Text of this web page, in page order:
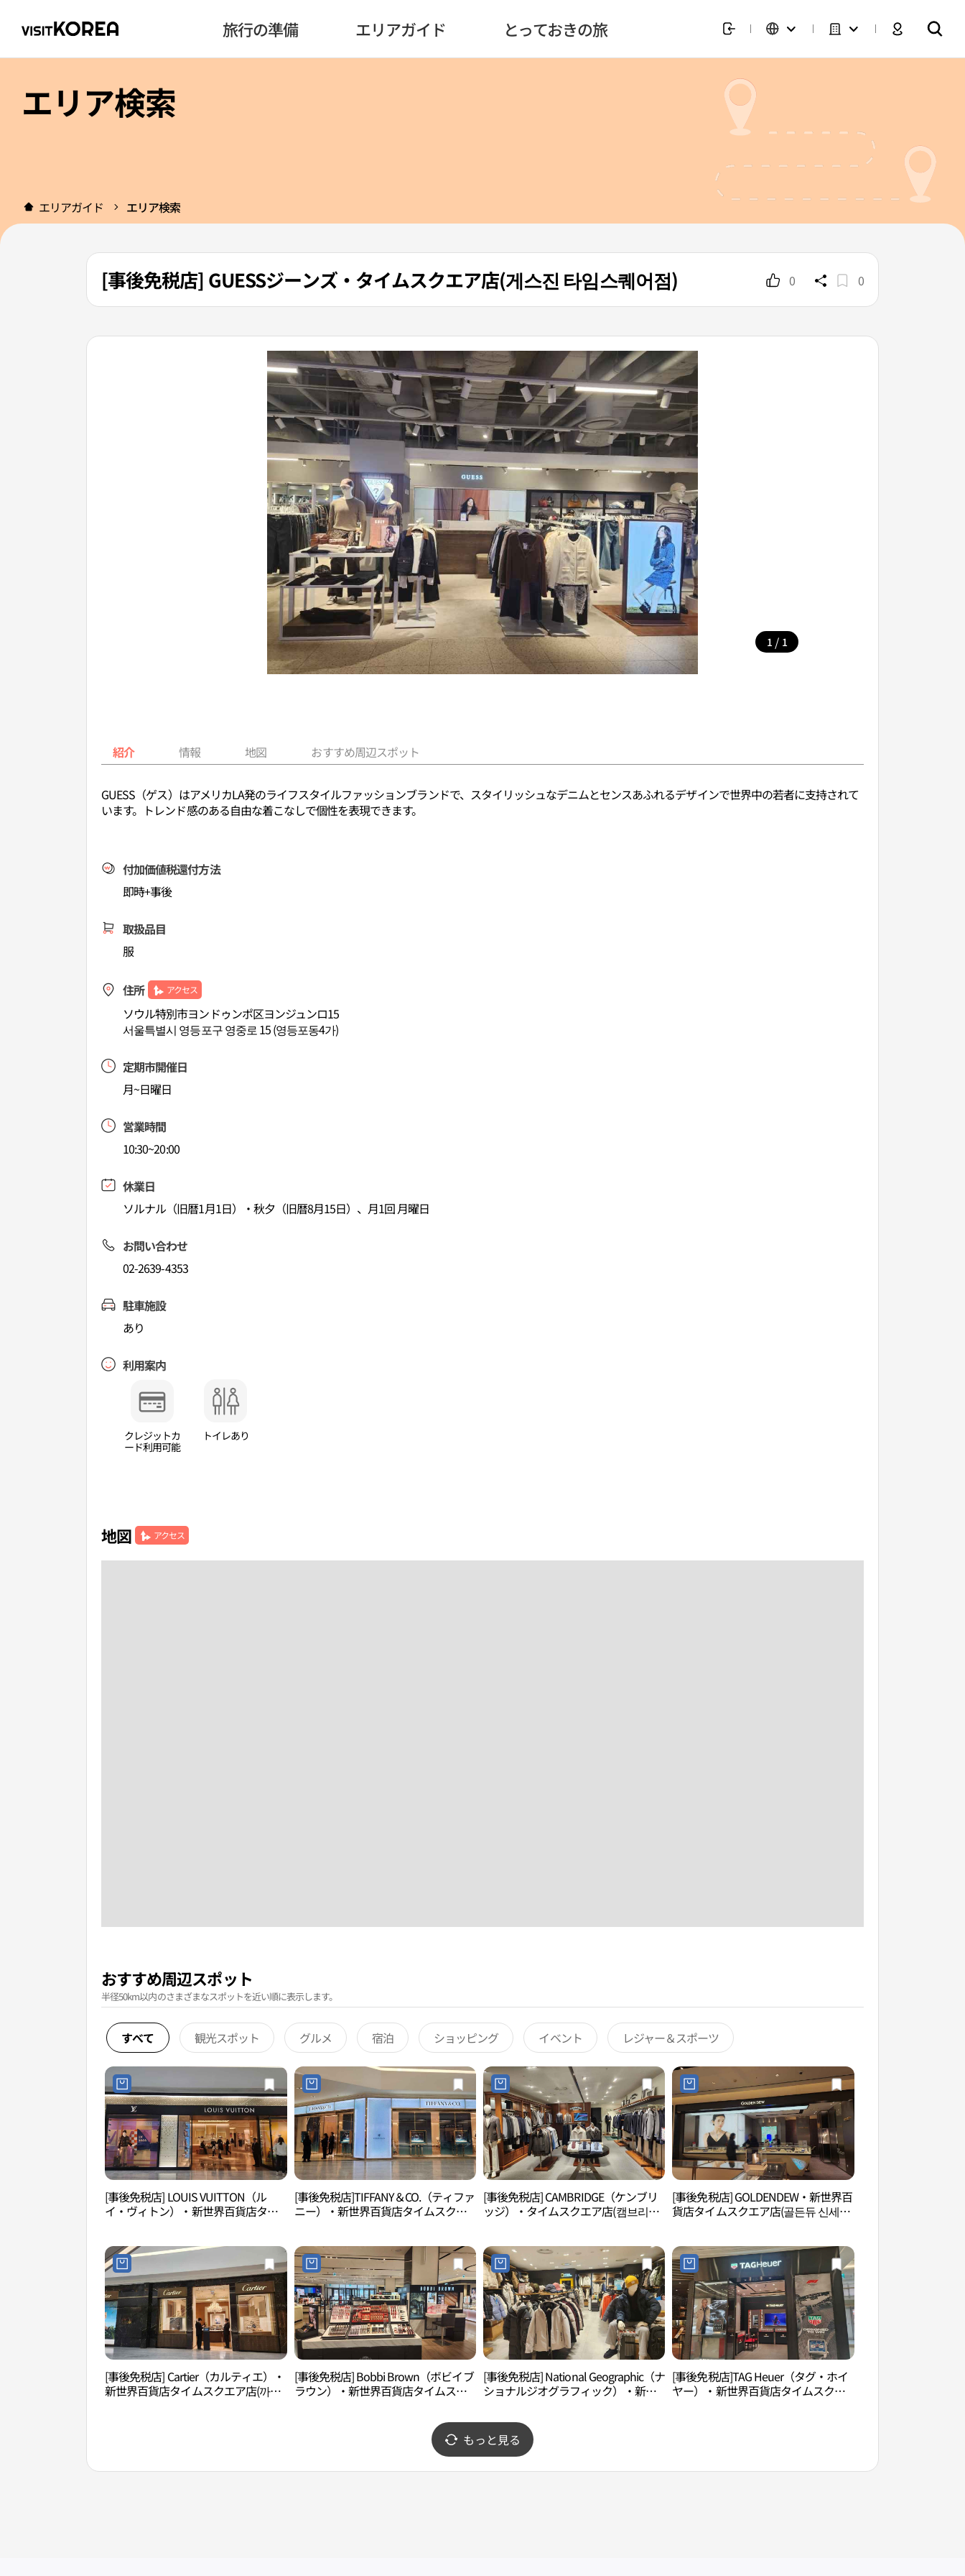
旅行の準備 エリアガイド とっておきの旅
エリア検索
エリアガイド エリア検索
[事後免税店] GUESSジーンズ・タイムスクエア店(게스진 타임스퀘어점) 0 0
1 / 1
紹介 情報 地図 おすすめ周辺スポット
GUESS（ゲス）はアメリカLA発のライフスタイルファッションブランドで、スタイリッシュなデニムとセンスあふれるデザインで世界中の若者に支持されて
います。トレンド感のある自由な着こなしで個性を表現できます。
付加価値税還付方法
即時+事後
取扱品目
服
住所 アクセス
ソウル特別市ヨンドゥンポ区ヨンジュンロ15
서울특별시 영등포구 영중로 15 (영등포동4가)
定期市開催日
月~日曜日
営業時間
10:30~20:00
休業日
ソルナル（旧暦1月1日）・秋夕（旧暦8月15日）、月1回 月曜日
お問い合わせ
02-2639-4353
駐車施設
あり
利用案内
クレジットカ
ード利用可能
トイレあり
地図 アクセス
おすすめ周辺スポット
半径50km以内のさまざまなスポットを近い順に表示します。
すべて 観光スポット グルメ 宿泊 ショッピング イベント レジャー＆スポーツ
[事後免税店] LOUIS VUITTON（ル
イ・ヴィトン）・新世界百貨店タイ
[事後免税店]TIFFANY＆CO.（ティファ
ニー）・新世界百貨店タイムスクエ
[事後免税店] CAMBRIDGE（ケンブリ
ッジ）・タイムスクエア店(캠브리지
[事後免税店] GOLDENDEW・新世界百
貨店タイムスクエア店(골든듀 신세계
[事後免税店] Cartier（カルティエ）・
新世界百貨店タイムスクエア店(까르
[事後免税店] Bobbi Brown（ボビイブ
ラウン）・新世界百貨店タイムスク
[事後免税店] National Geographic（ナ
ショナルジオグラフィック）・新世
오그래픽 신세계백화점 타임스퀘어점)
[事後免税店]TAG Heuer（タグ・ホイ
ヤー）・新世界百貨店タイムスクエ
もっと見る